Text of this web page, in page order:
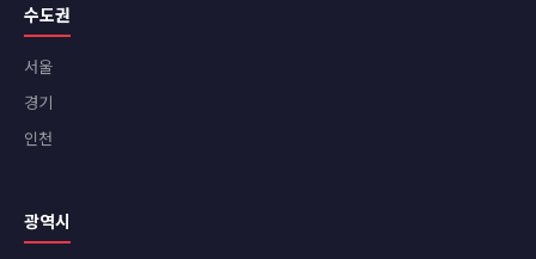
수도권
서울
경기
인천
광역시